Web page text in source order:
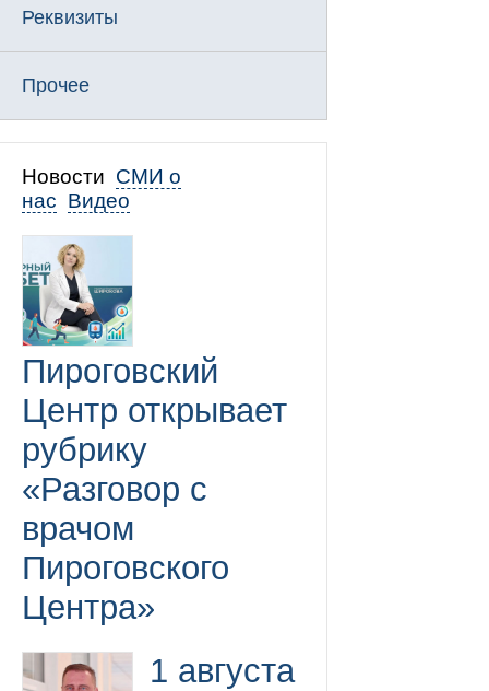
Реквизиты
Прочее
Новости СМИ о
нас Видео
Пироговский
Центр открывает
рубрику
«Разговор с
врачом
Пироговского
Центра»
1 августа